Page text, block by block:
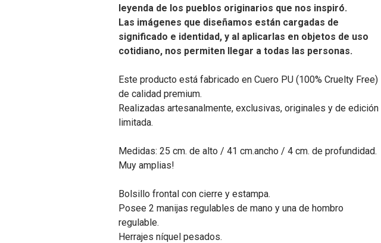
leyenda de los pueblos originarios que nos inspiró.
Las imágenes que diseñamos están cargadas de
significado e identidad, y al aplicarlas en objetos de uso
cotidiano, nos permiten llegar a todas las personas.
Este producto está fabricado en Cuero PU (100% Cruelty Free)
de calidad premium.
Realizadas artesanalmente, exclusivas, originales y de edición
limitada.
Medidas: 25 cm. de alto / 41 cm.ancho / 4 cm. de profundidad.
Muy amplias!
Bolsillo frontal con cierre y estampa.
Posee 2 manijas regulables de mano y una de hombro
regulable.
Herrajes níquel pesados.